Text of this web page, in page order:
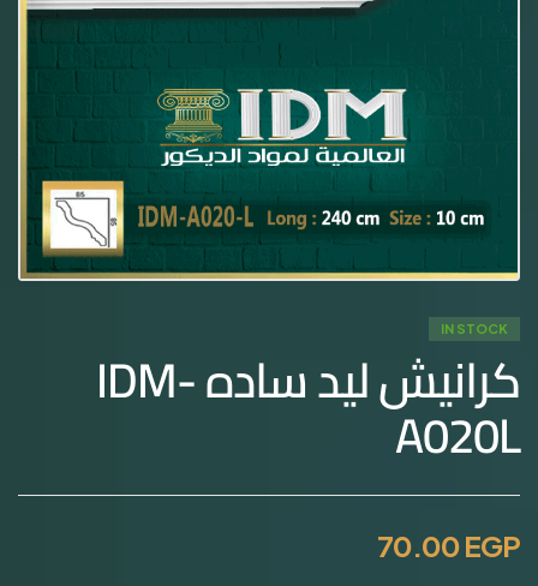
IN STOCK
كرانيش ليد ساده IDM-
A020L
70.00EGP